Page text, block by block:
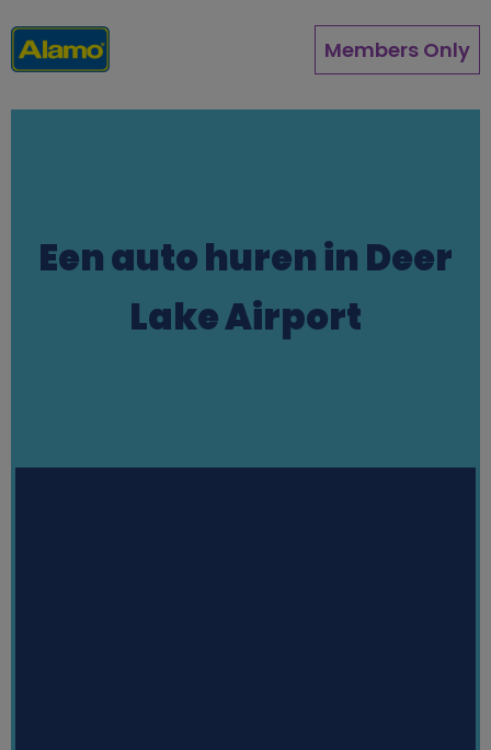
zum
Inhalt
Members Only
Een auto huren in Deer
Lake Airport